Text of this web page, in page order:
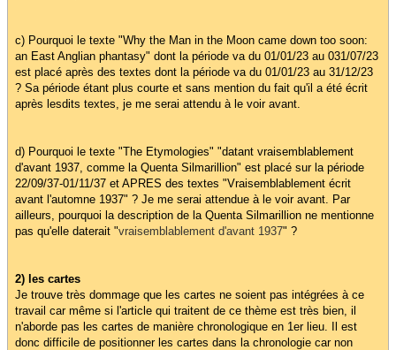
c) Pourquoi le texte "Why the Man in the Moon came down too soon:
an East Anglian phantasy" dont la période va du 01/01/23 au 031/07/23
est placé après des textes dont la période va du 01/01/23 au 31/12/23
? Sa période étant plus courte et sans mention du fait qu'il a été écrit
après lesdits textes, je me serai attendu à le voir avant.
d) Pourquoi le texte "The Etymologies" "datant vraisemblablement
d'avant 1937, comme la Quenta Silmarillion" est placé sur la période
22/09/37-01/11/37 et APRES des textes "Vraisemblablement écrit
avant l'automne 1937" ? Je me serai attendue à le voir avant. Par
ailleurs, pourquoi la description de la Quenta Silmarillion ne mentionne
pas qu'elle daterait "vraisemblablement d'avant 1937" ?
2) les cartes
Je trouve très dommage que les cartes ne soient pas intégrées à ce
travail car même si l'article qui traitent de ce thème est très bien, il
n'aborde pas les cartes de manière chronologique en 1er lieu. Il est
donc difficile de positionner les cartes dans la chronologie car non